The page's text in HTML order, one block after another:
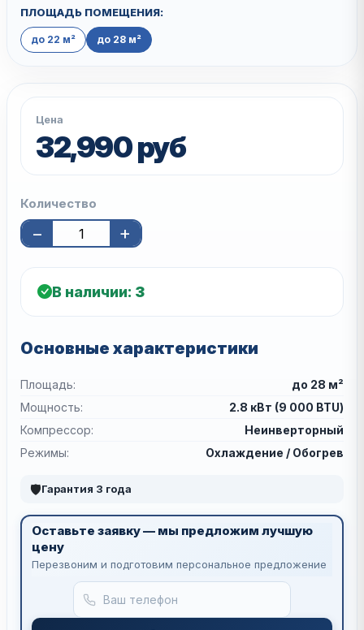
ПЛОЩАДЬ ПОМЕЩЕНИЯ:
до 22 м² до 28 м²
Цена
32,990 руб
Количество
− +
В наличии: 3
Основные характеристики
Площадь:
до 28 м²
Мощность:
2.8 кВт (9 000 BTU)
Компрессор:
Неинверторный
Режимы:
Охлаждение / Обогрев
🛡Гарантия 3 года
Оставьте заявку — мы предложим лучшую
цену
Перезвоним и подготовим персональное предложение